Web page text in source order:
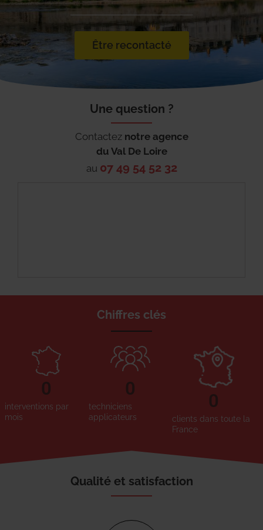
Être recontacté
Une question ?
Contactez notre agence
du Val De Loire
au 07 49 54 52 32
Chiffres clés
interventions par
mois
0
techniciens
applicateurs
0
clients dans toute la
France
0
Qualité et satisfaction